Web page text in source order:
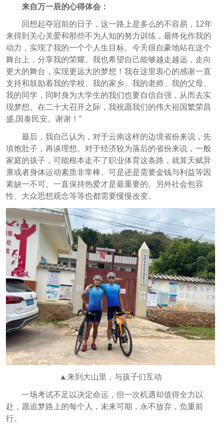
来自万一辰的心得体会：
回想起夺冠前的日子，这一路上是多么的不容易，12年
来得到关心关爱和那些不为人知的努力训练，最终化作我的
动力，实现了我的一个个人生目标。今天很自豪地站在这个
舞台上，分享我的荣耀。我也希望自己能够越走越远，走向
更大的舞台，实现更远大的梦想！我在这里衷心的感谢一直
支持和鼓励着我的学校、我的家乡、我的老师、我的父母、
我的同学，同时身为大学生的我们也要自信自强，从而去实
现梦想。在二十大召开之际，我祝愿我们的伟大祖国繁荣昌
盛,国泰民安。谢谢！”
最后，我自己认为，对于云南这样的边境省份来说，先
填饱肚子，再谈理想。对于经济较为落后的省份来说，一般
家庭的孩子，可能根本走不了职业体育这条路，就算天赋异
禀或者身体运动素质非常棒。可是还是需要金钱与利益等因
素缺一不可。一直保持热爱才是最重要的。另外社会包容
性、大众思想观念等等也都需要慢慢改变。
▲来到大山里，与孩子们互动
一场考试不足以决定命运，但一次机遇却值得全力以
赴，愿追梦路上的每个人，未来可期，永不放弃，负重前
行。